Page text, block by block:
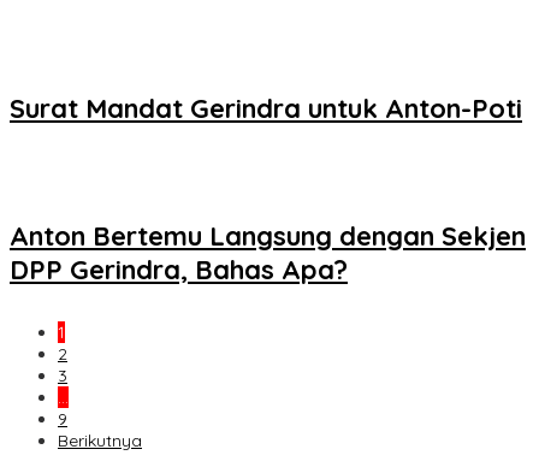
Surat Mandat Gerindra untuk Anton-Poti
Anton Bertemu Langsung dengan Sekjen
DPP Gerindra, Bahas Apa?
1
2
3
…
9
Berikutnya